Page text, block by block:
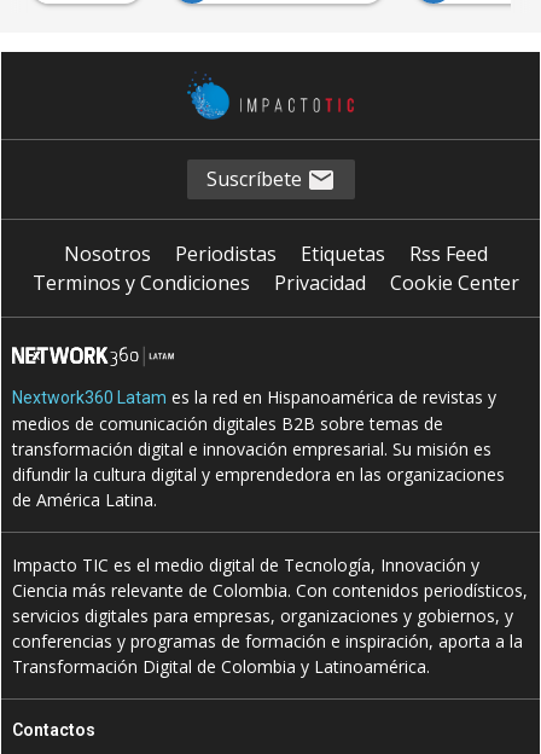
Suscríbete
Nosotros Periodistas Etiquetas
Rss Feed
Terminos y Condiciones
Privacidad Cookie Center
Nextwork360 Latam es la red en Hispanoamérica de revistas y
medios de comunicación digitales B2B sobre temas de
transformación digital e innovación empresarial. Su misión es
difundir la cultura digital y emprendedora en las organizaciones
de América Latina.
Impacto TIC es el medio digital de Tecnología, Innovación y
Ciencia más relevante de Colombia. Con contenidos periodísticos,
servicios digitales para empresas, organizaciones y gobiernos, y
conferencias y programas de formación e inspiración, aporta a la
Transformación Digital de Colombia y Latinoamérica.
Contactos